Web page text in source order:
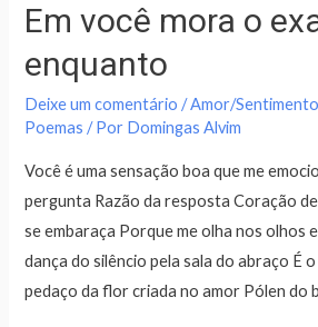
Em você mora o
enquanto
Deixe um comentário /Amor/
Poemas / Por Domingas Alvim
Você é uma sensação boa que me
pergunta Razão da resposta Coração
se embaraça Porque me olha nos olhos
dança do silêncio pela sala do abraço É
pedaço da flor criada no amor Pólen do